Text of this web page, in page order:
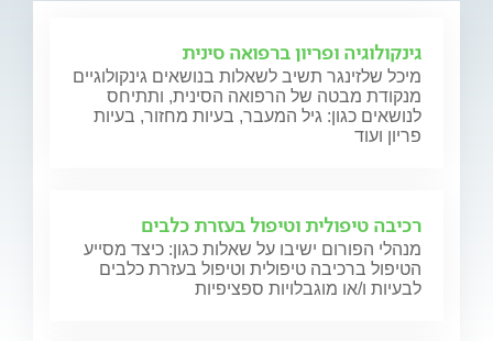
גינקולוגיה ופריון ברפואה סינית
מיכל שלזינגר תשיב לשאלות בנושאים גינקולוגיים
מנקודת מבטה של הרפואה הסינית, ותתיחס
לנושאים כגון: גיל המעבר, בעיות מחזור, בעיות
פריון ועוד
רכיבה טיפולית וטיפול בעזרת כלבים
מנהלי הפורום ישיבו על שאלות כגון: כיצד מסייע
הטיפול ברכיבה טיפולית וטיפול בעזרת כלבים
לבעיות ו/או מוגבלויות ספציפיות